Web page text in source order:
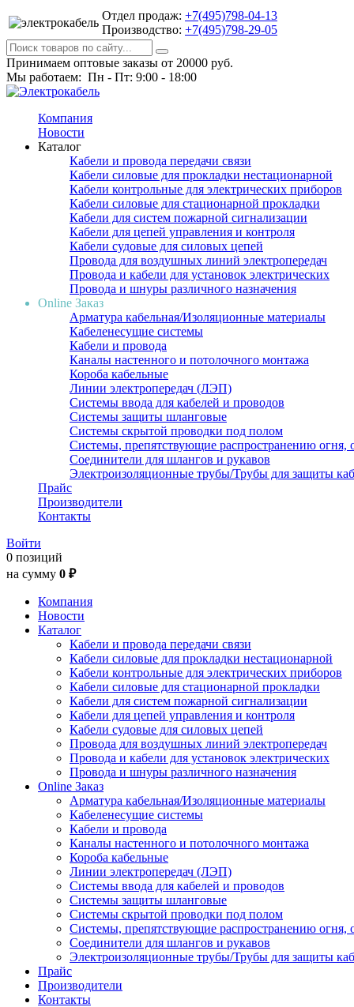
Отдел продаж: +7(495)798-04-13
Производство: +7(495)798-29-05
Принимаем оптовые заказы от 20000 руб.
Мы работаем: Пн - Пт: 9:00 - 18:00
Компания
Новости
Каталог
Кабели и провода передачи связи
Кабели силовые для прокладки нестационарной
Кабели контрольные для электрических приборов
Кабели силовые для стационарной прокладки
Кабели для систем пожарной сигнализации
Кабели для цепей управления и контроля
Кабели судовые для силовых цепей
Провода для воздушных линий электропередач
Провода и кабели для установок электрических
Провода и шнуры различного назначения
Online Заказ
Арматура кабельная/Изоляционные материалы
Кабеленесущие системы
Кабели и провода
Каналы настенного и потолочного монтажа
Короба кабельные
Линии электропередач (ЛЭП)
Системы ввода для кабелей и проводов
Системы защиты шланговые
Системы скрытой проводки под полом
Системы, препятствующие распространению огня,
Соединители для шлангов и рукавов
Электроизоляционные трубы/Трубы для защиты
Прайс
Производители
Контакты
Войти
0 позиций
на сумму 0 ₽
Компания
Новости
Каталог
Кабели и провода передачи связи
Кабели силовые для прокладки нестационарной
Кабели контрольные для электрических приборов
Кабели силовые для стационарной прокладки
Кабели для систем пожарной сигнализации
Кабели для цепей управления и контроля
Кабели судовые для силовых цепей
Провода для воздушных линий электропередач
Провода и кабели для установок электрических
Провода и шнуры различного назначения
Online Заказ
Арматура кабельная/Изоляционные материалы
Кабеленесущие системы
Кабели и провода
Каналы настенного и потолочного монтажа
Короба кабельные
Линии электропередач (ЛЭП)
Системы ввода для кабелей и проводов
Системы защиты шланговые
Системы скрытой проводки под полом
Системы, препятствующие распространению огня,
Соединители для шлангов и рукавов
Электроизоляционные трубы/Трубы для защиты
Прайс
Производители
Контакты